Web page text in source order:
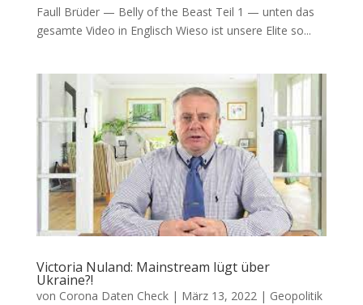
Faull Brü­der — Bel­ly of the Beast Teil 1 — unten das
gesam­te Video in Englisch Wie­so ist unse­re Eli­te so...
Victoria Nuland: Mainstream lügt über
Ukraine?!
von Corona Daten Check| März 13, 2022 | Geopolitik